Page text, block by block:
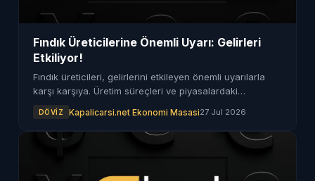
Fındık Üreticilerine Önemli Uyarı: Gelirleri
Etkiliyor!
Fındık üreticileri, gelirlerini etkileyen önemli uyarılarla
karşı karşıya. Üretim süreçleri ve piyasalardaki
DÖVIZ Kapalicarsi.net Ekonomi Masasi27 Jul 2026